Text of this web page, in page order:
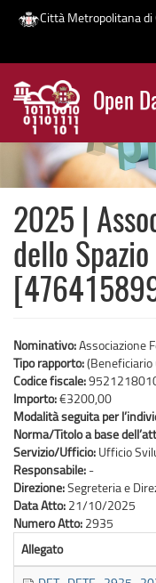
Salta
contenuto
principale
Città Metropolitana di
Open
News
2025 |
dello
Nominativo:Associazione
Tipo rapporto:(Beneficiario
Codice fiscale:
Importo:€3200,00
Modalità seguita per
Norma/Titolo a base
Servizio/Ufficio: Ufficio
Responsabile: -
Direzione:Segreteria e
Data Atto: 21/10/2025
Numero Atto: 2935
Allegato